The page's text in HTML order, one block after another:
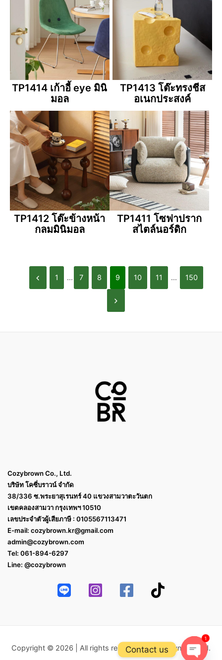
TP1414 เก้าอี้ eye มินิ
มอล
TP1413 โต๊ะทรงชีส
อเนกประสงค์
TP1412 โต๊ะข้างหน้า
กลมมินิมอล
TP1411 โซฟาปราก
สไตล์นอร์ดิก
1 ... 7 8 9 10 11 ... 150
Cozybrown Co., Ltd.
บริษัท โคซี่บราวน์ จำกัด
38/336 ซ.พระยาสุเรนทร์ 40 แขวงสามวาตะวันตก
เขตคลองสามวา กรุงเทพฯ 10510
เลขประจำตัวผู้เสียภาษี : 0105567113471
E-mail: cozybrown.kr@gmail.com
admin@cozybrown.com
Tel: 061-894-6297
Line: @cozybrown
Copyright © 2026 | All rights reserved Cozybrown Co.,Ltd.
Contact us
1